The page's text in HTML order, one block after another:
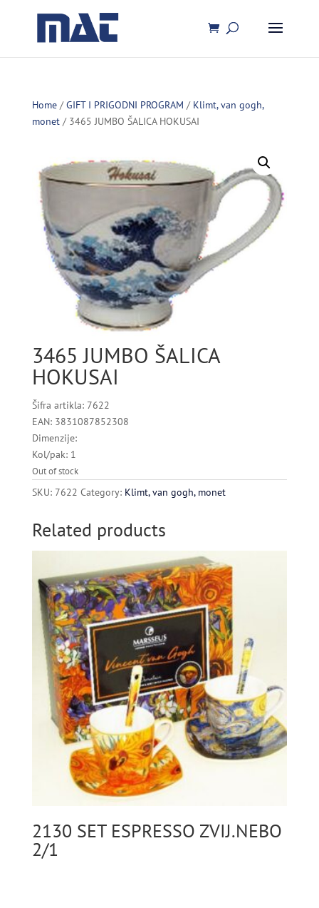
Home/GIFT I PRIGODNI PROGRAM / Klimt, van gogh,
monet/ 3465 JUMBO ŠALICA HOKUSAI
3465 JUMBO ŠALICA
HOKUSAI
Šifra artikla: 7622
EAN: 3831087852308
Dimenzije:
Kol/pak: 1
Out of stock
SKU: 7622 Category: Klimt, van gogh, monet
Related products
2130 SET ESPRESSO ZVIJ.NEBO
2/1